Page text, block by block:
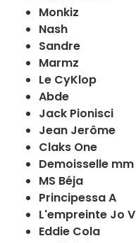
Monkiz
Nash
Sandre
Marmz
Le CyKlop
Abde
Jack Pionisci
Jean Jerôme
Claks One
Demoisselle mm
MS Béja
Principessa A
L'empreinte Jo V
Eddie Cola